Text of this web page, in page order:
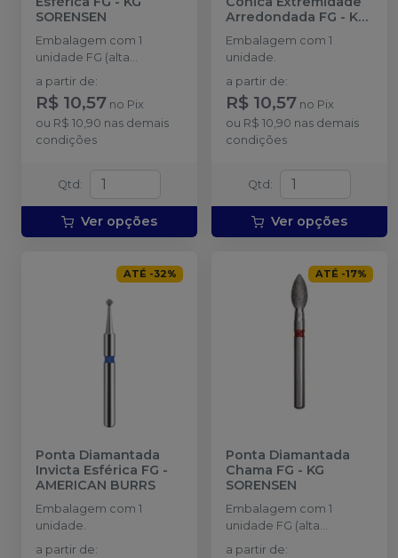
SORENSEN
Embalagem com 1
unidade FG (alta
rotação).
a partir de:
R$ 10,57 no Pix
ou R$ 10,90 nas demais
condições
Qtd :
Ver opções
Arredondada FG - KG
SORENSEN
Embalagem com 1
unidade.
a partir de:
R$ 10,57 no Pix
ou R$ 10,90 nas demais
condições
Qtd :
Ver opções
ATÉ -32%
Ponta Diamantada
Invicta Esférica FG -
AMERICAN BURRS
Embalagem com 1
unidade.
a partir de:
ATÉ -17%
Ponta Diamantada
Chama FG - KG
SORENSEN
Embalagem com 1
unidade FG (alta
rotação).
a partir de: